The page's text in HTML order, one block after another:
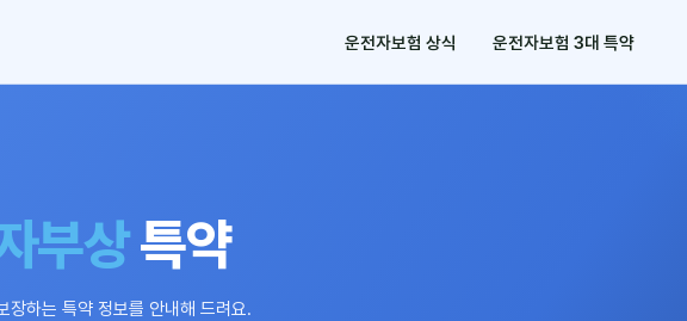
운전자보험 상식 운전자보험 3대 특약
부상특약
장하는 특약 정보를 안내해 드려요.